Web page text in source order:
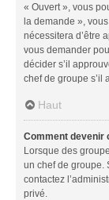
« Ouvert », vous
la demande »,
nécessitera d’être
vous demander
décider s’il
chef de groupe s’il
Haut
Comment devenir
Lorsque des
un chef de groupe.
contactez
privé.